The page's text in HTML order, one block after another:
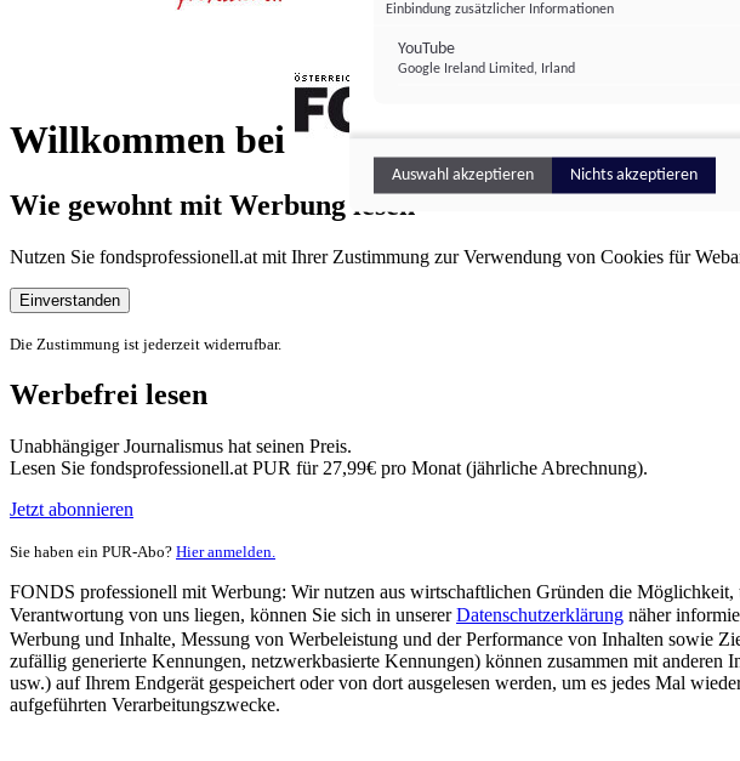
Willkommen bei
FONDS professionell
Wie gewohnt mit Werbung lesen
Nutzen Sie fondsprofessionell.at mit Ihrer Zustimmung zur Verwendung von Cookies für
Einverstanden
Die Zustimmung ist jederzeit widerrufbar.
Werbefrei lesen
Unabhängiger Journalismus hat seinen Preis.
Lesen Sie fondsprofessionell.at PUR für 27,99€ pro Monat (jährliche Abrechnung).
Jetzt abonnieren
Sie haben ein PUR-Abo? Hier anmelden.
FONDS professionell mit Werbung: Wir nutzen aus wirtschaftlichen Gründen die
Verantwortung von uns liegen, können Sie sich in unsererDatenschutzerklärung näher
Werbung und Inhalte, Messung von Werbeleistung und der Performance von Inhalten sowie
zufällig generierte Kennungen, netzwerkbasierte Kennungen) können zusammen mit
usw.) auf Ihrem Endgerät gespeichert oder von dort ausgelesen werden, um es jedes Mal
aufgeführten Verarbeitungszwecke.
Einbindung zusätzlicher Informationen
YouTube
Google Ireland Limited, Irland
Auswahl akzeptieren Nichts akzeptieren